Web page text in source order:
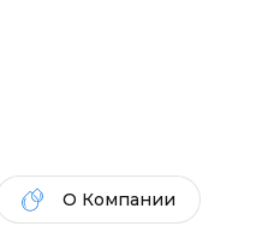
О Компании